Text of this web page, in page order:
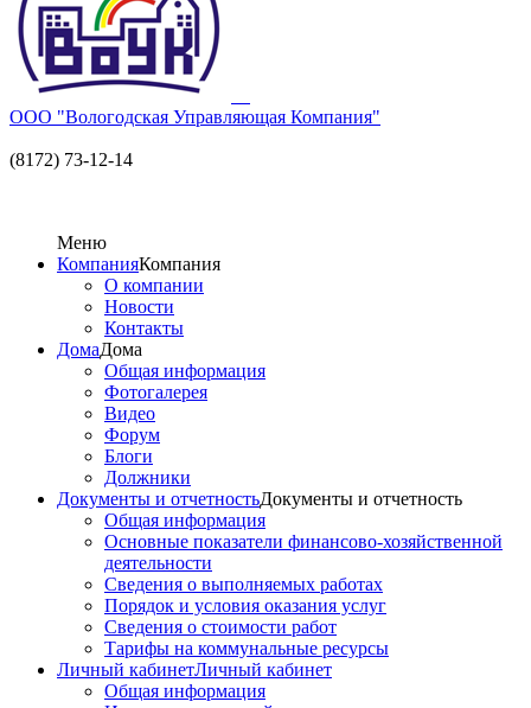
ООО "Вологодская Управляющая Компания"
(8172) 73-12-14
Меню
КомпанияКомпания
О компании
Новости
Контакты
ДомаДома
Общая информация
Фотогалерея
Видео
Форум
Блоги
Должники
Документы и отчетностьДокументы и отчетность
Общая информация
Основные показатели финансово-хозяйственной
деятельности
Сведения о выполняемых работах
Порядок и условия оказания услуг
Сведения о стоимости работ
Тарифы на коммунальные ресурсы
Личный кабинетЛичный кабинет
Общая информация